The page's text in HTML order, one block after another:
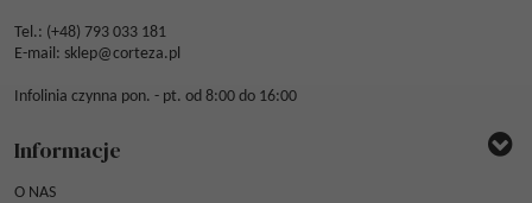
Tel.: (+48) 793 033 181
E-mail: sklep@corteza.pl
Infolinia czynna pon. - pt. od 8:00 do 16:00
Informacje
O NAS